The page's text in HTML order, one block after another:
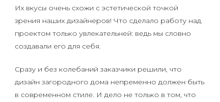
Их вкусы очень схожи с эстетической точкой
зрения наших дизайнеров! Что сделало работу над
проектом только увлекательней: ведь мы словно
создавали его для себя.
Сразу и без колебаний заказчики решили, что
дизайн загородного дома непременно должен быть
в современном стиле. И дело не только в том, что